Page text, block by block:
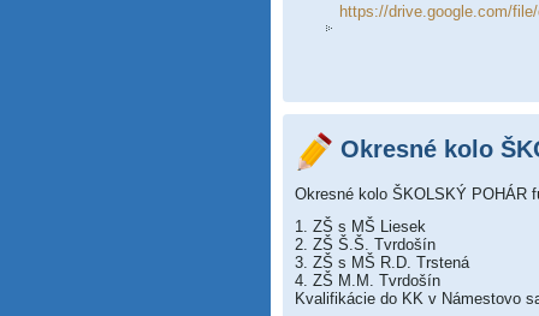
https://drive.google.com/
Okresné kolo
Okresné kolo ŠKOLSKÝ POHÁR
1. ZŠ s MŠ Liesek
2. ZŠ Š.Š. Tvrdošín
3. ZŠ s MŠ R.D. Trstená
4. ZŠ M.M. Tvrdošín
Kvalifikácie do KK v Námestovo